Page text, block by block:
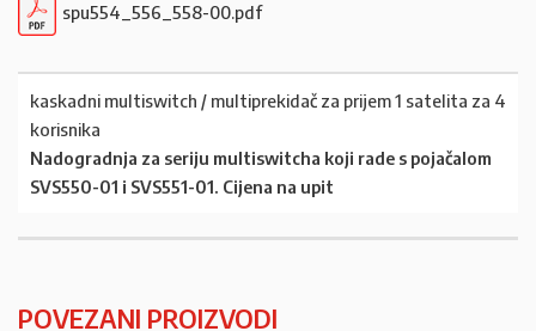
spu554_556_558-00.pdf
kaskadni multiswitch / multiprekidač za prijem 1 satelita za 4
korisnika
Nadogradnja za seriju multiswitcha koji rade s pojačalom
SVS550-01 i SVS551-01. Cijena na upit
POVEZANI PROIZVODI